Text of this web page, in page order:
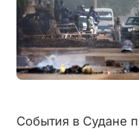
События в Судане